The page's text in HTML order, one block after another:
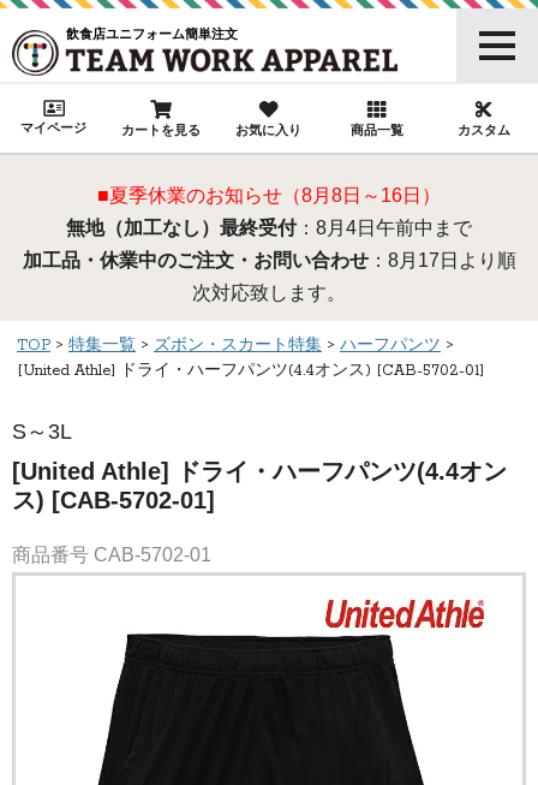
飲食店ユニフォーム簡単注文
マイページ カートを見る お気に入り 商品一覧 カスタム
■夏季休業のお知らせ（8月8日～16日）
無地（加工なし）最終受付：8月4日午前中まで
加工品・休業中のご注文・お問い合わせ：8月17日より順
次対応致します。
TOP 特集一覧 ズボン・スカート特集
ハーフパンツ
[United Athle] ドライ・ハーフパンツ(4.4オンス) [CAB-5702-01]
S～3L
[United Athle] ドライ・ハーフパンツ(4.4オン
ス) [CAB-5702-01]
商品番号 CAB-5702-01